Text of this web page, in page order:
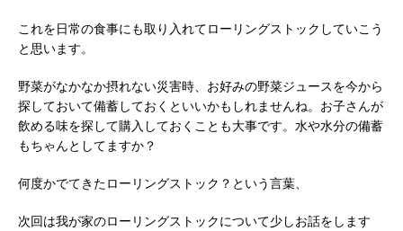
これを日常の食事にも取り入れてローリングストックしていこう
と思います。
野菜がなかなか摂れない災害時、お好みの野菜ジュースを今から
探しておいて備蓄しておくといいかもしれませんね。お子さんが
飲める味を探して購入しておくことも大事です。水や水分の備蓄
もちゃんとしてますか？
何度かでてきたローリングストック？という言葉、
次回は我が家のローリングストックについて少しお話をします